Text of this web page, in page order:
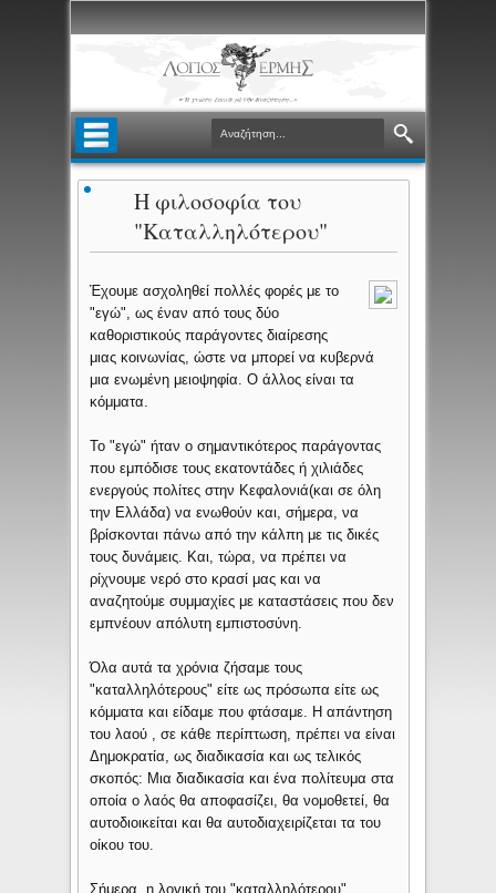
H φιλοσοφία του
"Καταλληλότερου"
Έχουμε ασχοληθεί πολλές φορές με το
"εγώ", ως έναν από τους δύο
καθοριστικούς παράγοντες διαίρεσης
μιας κοινωνίας, ώστε να μπορεί να κυβερνά
μια ενωμένη μειοψηφία. Ο άλλος είναι τα
κόμματα.
Το "εγώ" ήταν ο σημαντικότερος παράγοντας
που εμπόδισε τους εκατοντάδες ή χιλιάδες
ενεργούς πολίτες στην Κεφαλονιά(και σε όλη
την Ελλάδα) να ενωθούν και, σήμερα, να
βρίσκονται πάνω από την κάλπη με τις δικές
τους δυνάμεις. Και, τώρα, να πρέπει να
ρίχνουμε νερό στο κρασί μας και να
αναζητούμε συμμαχίες με καταστάσεις που δεν
εμπνέουν απόλυτη εμπιστοσύνη.
Όλα αυτά τα χρόνια ζήσαμε τους
"καταλληλότερους" είτε ως πρόσωπα είτε ως
κόμματα και είδαμε που φτάσαμε. Η απάντηση
του λαού , σε κάθε περίπτωση, πρέπει να είναι
Δημοκρατία, ως διαδικασία και ως τελικός
σκοπός: Μια διαδικασία και ένα πολίτευμα στα
οποία ο λαός θα αποφασίζει, θα νομοθετεί, θα
αυτοδιοικείται και θα αυτοδιαχειρίζεται τα του
οίκου του.
Σήμερα, η λογική του "καταλληλότερου",